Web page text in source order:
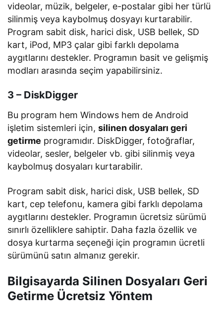
videolar, müzik, belgeler, e-postalar gibi her türlü
silinmiş veya kaybolmuş dosyayı kurtarabilir.
Program sabit disk, harici disk, USB bellek, SD
kart, iPod, MP3 çalar gibi farklı depolama
aygıtlarını destekler. Programın basit ve gelişmiş
modları arasında seçim yapabilirsiniz.
3 – DiskDigger
Bu program hem Windows hem de Android
işletim sistemleri için,silinen dosyaları geri
getirme programıdır. DiskDigger, fotoğraflar,
videolar, sesler, belgeler vb. gibi silinmiş veya
kaybolmuş dosyaları kurtarabilir.
Program sabit disk, harici disk, USB bellek, SD
kart, cep telefonu, kamera gibi farklı depolama
aygıtlarını destekler. Programın ücretsiz sürümü
sınırlı özelliklere sahiptir. Daha fazla özellik ve
dosya kurtarma seçeneği için programın ücretli
sürümünü satın almanız gerekir.
Bilgisayarda Silinen Dosyaları Geri
Getirme Ücretsiz Yöntem